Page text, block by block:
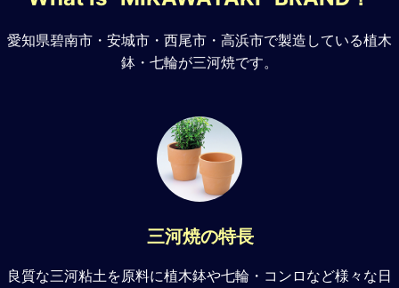
三河陶器協同組合解散及び事務所閉所のお知らせ
愛知県碧南市・安城市・西尾市・高浜市で製造している植木
鉢・七輪が三河焼です。
三河焼の特長
良質な三河粘土を原料に植木鉢や七輪・コンロなど様々な日